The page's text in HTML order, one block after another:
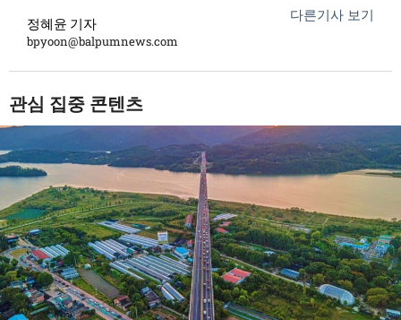
정혜윤 기자
bpyoon@balpumnews.com
다른기사 보기
관심 집중 콘텐츠